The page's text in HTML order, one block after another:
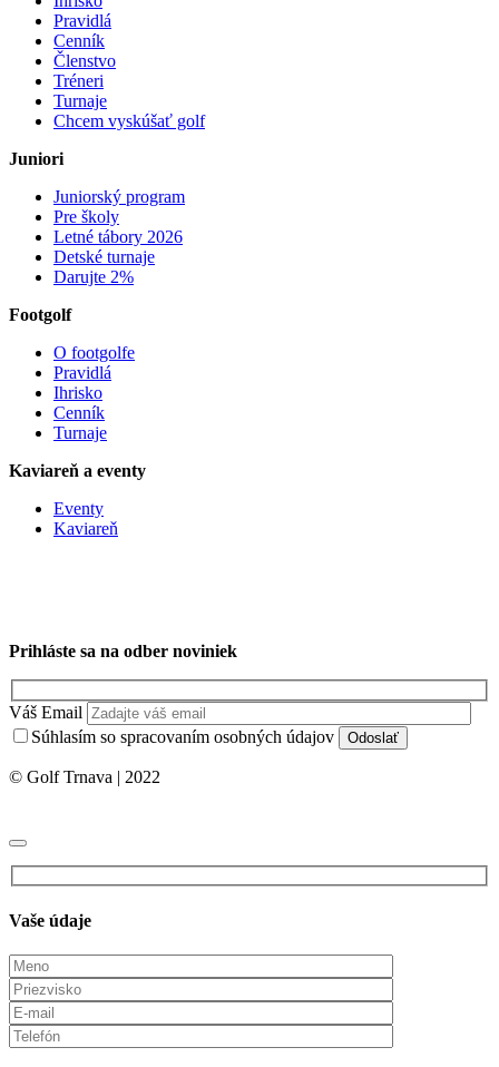
Pravidlá
Cenník
Členstvo
Tréneri
Turnaje
Chcem vyskúšať golf
Juniori
Juniorský program
Pre školy
Letné tábory 2026
Detské turnaje
Darujte 2%
Footgolf
O footgolfe
Pravidlá
Ihrisko
Cenník
Turnaje
Kaviareň a eventy
Eventy
Kaviareň
Prihláste sa na odber noviniek
Váš Email
Súhlasím so spracovaním osobných údajov
© Golf Trnava | 2022
Vaše údaje